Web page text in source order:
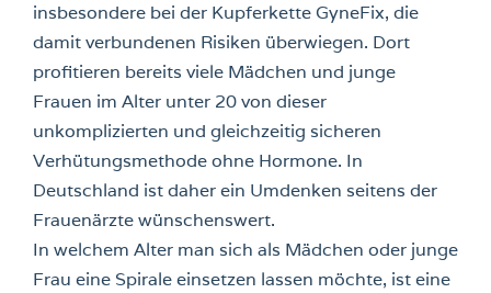
insbesondere bei der Kupferkette GyneFix, die
damit verbundenen Risiken überwiegen. Dort
profitieren bereits viele Mädchen und junge
Frauen im Alter unter 20 von dieser
unkomplizierten und gleichzeitig sicheren
Verhütungsmethode ohne Hormone. In
Deutschland ist daher ein Umdenken seitens der
Frauenärzte wünschenswert.
In welchem Alter man sich als Mädchen oder junge
Frau eine Spirale einsetzen lassen möchte, ist eine